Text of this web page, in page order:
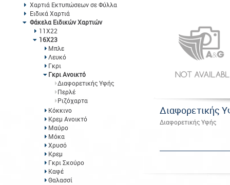
Χαρτιά Εκτυπώσεων σε Φύλλα
Ειδικά Χαρτιά
Φάκελα Ειδικών Χαρτιών
11Χ22
16Χ23
Μπλε
Λευκό
Γκρι
Γκρι Ανοικτό
Διαφορετικής Υφής
Περλέ
Ριζόχαρτα
Κόκκινο
Κρεμ Ανοικτό
Μαύρο
Μόκα
Χρυσό
Κρεμ
Γκρι Σκούρο
Καφέ
Θαλασσί
Διαφορετικής
Διαφορετικής Υφής